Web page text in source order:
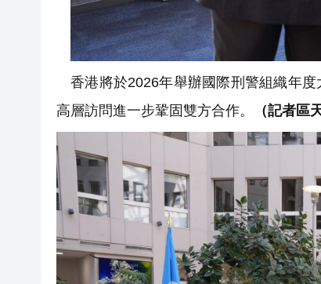
香港將於2026年舉辦國際刑警組織年
高層訪問進一步鞏固雙方合作。
（記者區